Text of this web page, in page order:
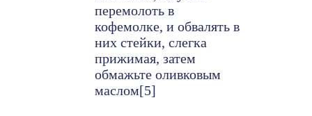
перемолоть в
кофемолке, и обвалять в
них стейки, слегка
прижимая, затем
обмажьте оливковым
маслом[5]